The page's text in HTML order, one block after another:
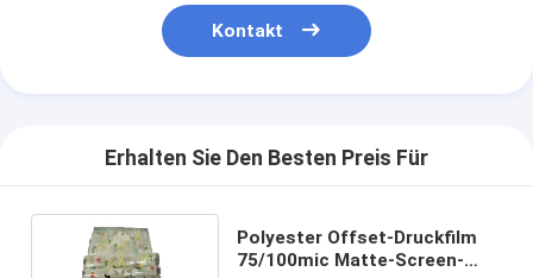
Kontakt
Erhalten Sie Den Besten Preis Für
Polyester Offset-Druckfilm
75/100mic Matte-Screen-